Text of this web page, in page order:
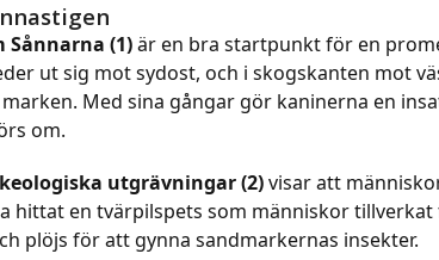
Sånnarna (1)är en bra startpunkt för en
ut sig mot sydost, och i skogskanten mot
Med sina gångar gör kaninerna en
om.
utgrävningar (2)visar att
hittat en tvärpilspets som människor
plöjs för att gynna sandmarkernas insekter.